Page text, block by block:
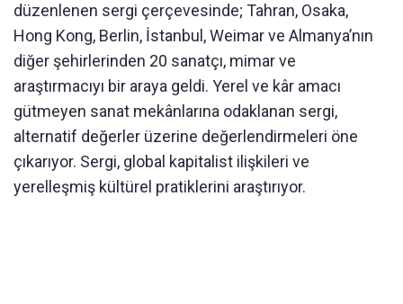
düzenlenen sergi çerçevesinde; Tahran, Osaka,
Hong Kong, Berlin, İstanbul, Weimar ve Almanya’nın
diğer şehirlerinden 20 sanatçı, mimar ve
araştırmacıyı bir araya geldi. Yerel ve kâr amacı
gütmeyen sanat mekânlarına odaklanan sergi,
alternatif değerler üzerine değerlendirmeleri öne
çıkarıyor. Sergi, global kapitalist ilişkileri ve
yerelleşmiş kültürel pratiklerini araştırıyor.